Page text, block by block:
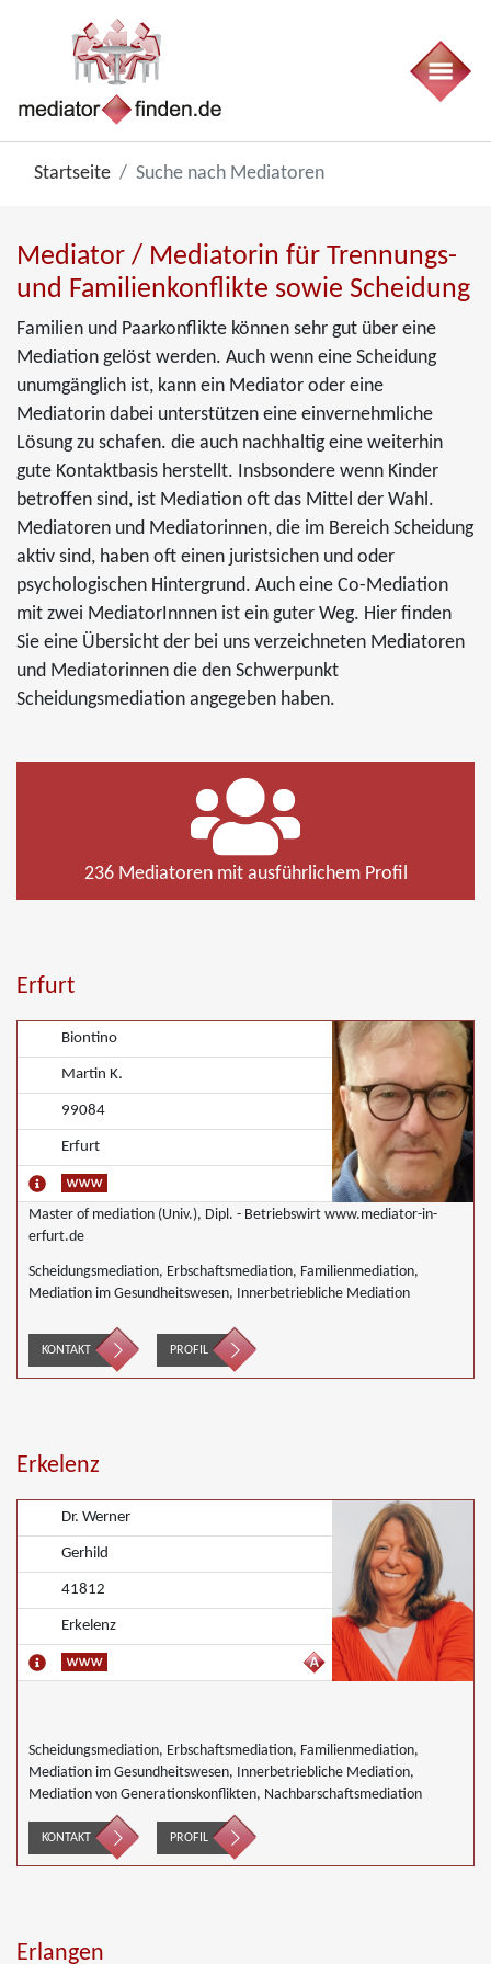
Startseite Suche nach Mediatoren
Mediator / Mediatorin für Trennungs-
und Familienkonflikte sowie Scheidung
Familien und Paarkonflikte können sehr gut über eine
Mediation gelöst werden. Auch wenn eine Scheidung
unumgänglich ist, kann ein Mediator oder eine
Mediatorin dabei unterstützen eine einvernehmliche
Lösung zu schafen. die auch nachhaltig eine weiterhin
gute Kontaktbasis herstellt. Insbsondere wenn Kinder
betroffen sind, ist Mediation oft das Mittel der Wahl.
Mediatoren und Mediatorinnen, die im Bereich Scheidung
aktiv sind, haben oft einen juristsichen und oder
psychologischen Hintergrund. Auch eine Co-Mediation
mit zwei MediatorInnnen ist ein guter Weg. Hier finden
Sie eine Übersicht der bei uns verzeichneten Mediatoren
und Mediatorinnen die den Schwerpunkt
Scheidungsmediation angegeben haben.
236 Mediatoren mit ausführlichem Profil
Erfurt
Biontino
Martin K.
99084
Erfurt
Master of mediation (Univ.), Dipl. - Betriebswirt www.mediator-in-
erfurt.de
Scheidungsmediation, Erbschaftsmediation, Familienmediation,
Mediation im Gesundheitswesen, Innerbetriebliche Mediation
KONTAKT PROFIL
Erkelenz
Dr. Werner
Gerhild
41812
Erkelenz
Scheidungsmediation, Erbschaftsmediation, Familienmediation,
Mediation im Gesundheitswesen, Innerbetriebliche Mediation,
Mediation von Generationskonflikten, Nachbarschaftsmediation
KONTAKT PROFIL
Erlangen